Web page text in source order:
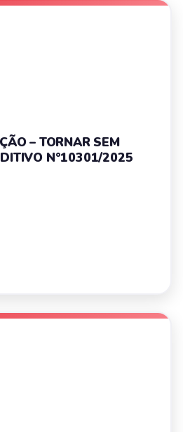
– TORNAR SEM
N°10301/2025